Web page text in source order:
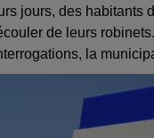
jours, des habitants
de leurs
la